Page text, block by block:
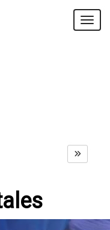
MENU